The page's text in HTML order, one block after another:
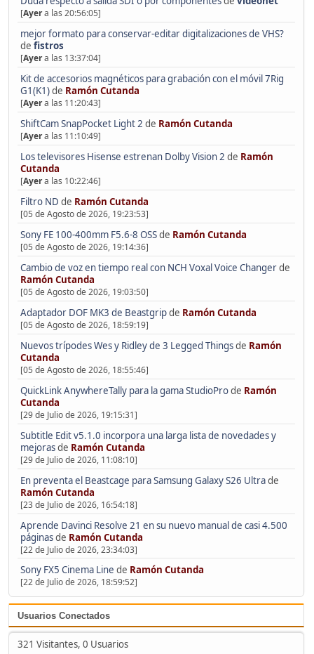
[Ayera las 20:56:05]
mejor formato para conservar-editar digitalizaciones de VHS?
de fistros
[Ayera las 13:37:04]
Kit de accesorios magnéticos para grabación con el móvil 7Rig
G1(K1)de Ramón Cutanda
[Ayera las 11:20:43]
ShiftCam SnapPocket Light 2 de Ramón Cutanda
[Ayera las 11:10:49]
Los televisores Hisense estrenan Dolby Vision 2 de Ramón
Cutanda
[Ayera las 10:22:46]
Filtro ND de Ramón Cutanda
[05 de Agosto de 2026, 19:23:53]
Sony FE 100-400mm F5.6-8 OSSde Ramón Cutanda
[05 de Agosto de 2026, 19:14:36]
Cambio de voz en tiempo real con NCH Voxal Voice Changerde
Ramón Cutanda
[05 de Agosto de 2026, 19:03:50]
Adaptador DOF MK3 de Beastgripde Ramón Cutanda
[05 de Agosto de 2026, 18:59:19]
Nuevos trípodes Wes y Ridley de 3 Legged Thingsde Ramón
Cutanda
[05 de Agosto de 2026, 18:55:46]
QuickLink AnywhereTally para la gama StudioProde Ramón
Cutanda
[29 de Julio de 2026, 19:15:31]
Subtitle Edit v5.1.0 incorpora una larga lista de novedades y
mejorasde Ramón Cutanda
[29 de Julio de 2026, 11:08:10]
En preventa el Beastcage para Samsung Galaxy S26 Ultrade
Ramón Cutanda
[23 de Julio de 2026, 16:54:18]
Aprende Davinci Resolve 21 en su nuevo manual de casi 4.500
páginasde Ramón Cutanda
[22 de Julio de 2026, 23:34:03]
Sony FX5 Cinema Line de Ramón Cutanda
[22 de Julio de 2026, 18:59:52]
Usuarios Conectados
321 Visitantes, 0 Usuarios